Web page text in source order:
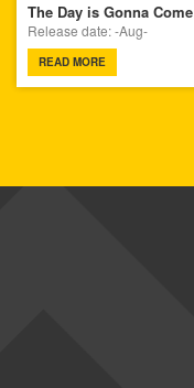
The Day is Gonna Come
Release date: -Aug-
READ MORE